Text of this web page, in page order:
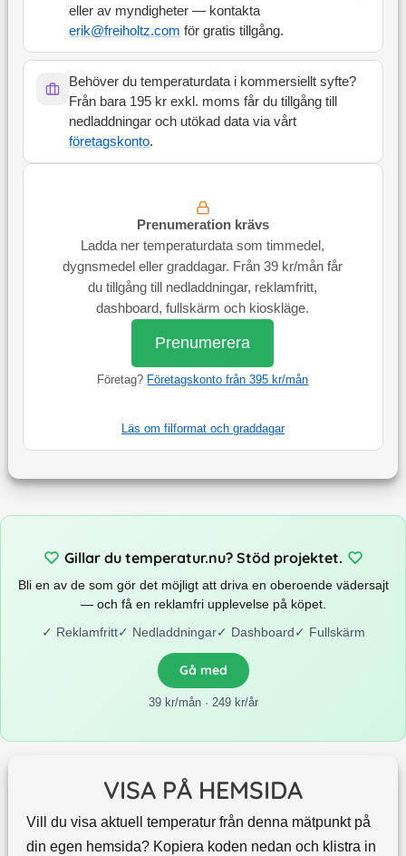
eller av myndigheter — kontakta
erik@freiholtz.com för gratis tillgång.
Behöver du temperaturdata i kommersiellt syfte?
Från bara 195 kr exkl. moms får du tillgång till
nedladdningar och utökad data via vårt
företagskonto.
Prenumeration krävs
Ladda ner temperaturdata som timmedel,
dygnsmedel eller graddagar. Från 39 kr/mån får
du tillgång till nedladdningar, reklamfritt,
dashboard, fullskärm och kioskläge.
Prenumerera
Företag? Företagskonto från 395 kr/mån
Läs om filformat och graddagar
Gillar du temperatur.nu? Stöd projektet.
Bli en av de som gör det möjligt att driva en oberoende vädersajt
— och få en reklamfri upplevelse på köpet.
✓ Reklamfritt✓ Nedladdningar✓ Dashboard✓ Fullskärm
Gå med
39 kr/mån · 249 kr/år
VISA PÅ HEMSIDA
Vill du visa aktuell temperatur från denna mätpunkt på
din egen hemsida? Kopiera koden nedan och klistra in